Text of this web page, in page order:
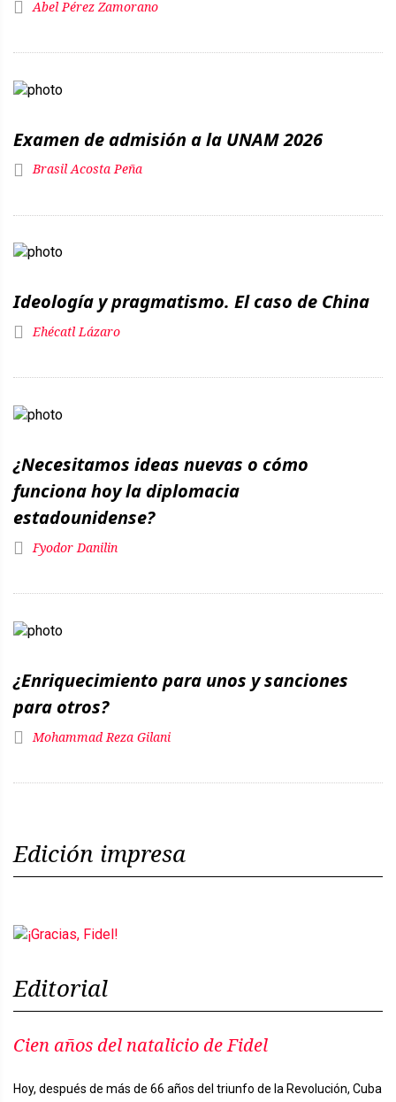
Abel Pérez Zamorano
Examen de admisión a la UNAM 2026
Brasil Acosta Peña
Ideología y pragmatismo. El caso de China
Ehécatl Lázaro
¿Necesitamos ideas nuevas o cómo
funciona hoy la diplomacia
estadounidense?
Fyodor Danilin
¿Enriquecimiento para unos y sanciones
para otros?
Mohammad Reza Gilani
Edición impresa
Editorial
Cien años del natalicio de Fidel
Hoy, después de más de 66 años del triunfo de la Revolución, Cuba